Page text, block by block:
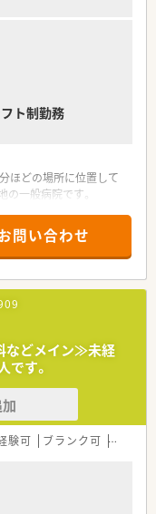
ト制勤務
ほどの場所に位置して
一般病院です。
にわたります。
制となっており、現在
しております。
り、地域に根ざした家
しています。
の立場に立った安心感
営を行っています。
、そして積極的に推進
体制があります。
提示され、ご経験や前
を目指しながらキャリア
となります。
腰を据えて長く勤務した
問い合わせ
などメイン≫未経
です。
験可 ブランク可 車通勤